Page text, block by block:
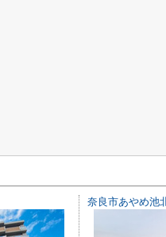
奈良市あやめ池